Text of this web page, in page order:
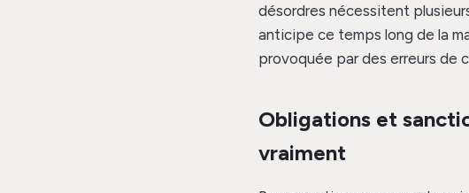
désordres nécessitent
anticipe ce temps long de la
provoquée par des erreurs de
Obligations et
vraiment